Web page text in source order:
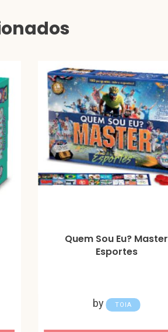
Quem Sou Eu? Master
Esportes
by TOIA